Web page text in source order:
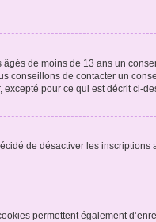
de moins de 13 ans un
conseillons de contacter un
excepté pour ce qui est décrit ci-
de désactiver les inscriptions
permettent également